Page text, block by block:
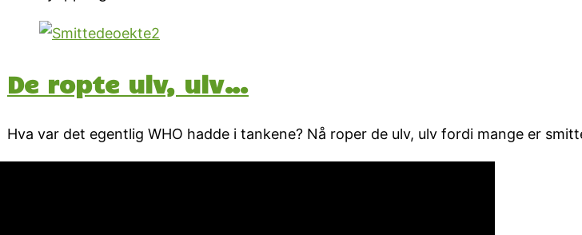
De ropte ulv, ulv…
Hva var det egentlig WHO hadde i tankene? Nå roper de ulv, ulv fordi mange er